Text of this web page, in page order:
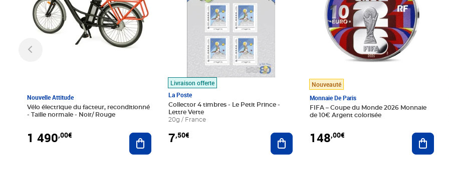
Nouvelle Attitude
Vélo électrique du facteur, reconditionné
- Taille normale - Noir/ Rouge
1 490,00€ Ajouter au panier
Livraison offerte
La Poste
Collector 4 timbres - Le Petit Prince -
Lettre Verte
20g / France
7,50€ Ajouter au panier
Nouveauté
Monnaie De Paris
FIFA – Coupe du Monde 2026 Monnaie
de 10€ Argent colorisée
148,00€